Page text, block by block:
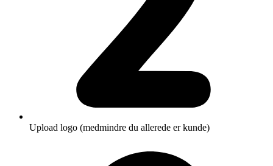
Upload logo (medmindre du allerede er kunde)